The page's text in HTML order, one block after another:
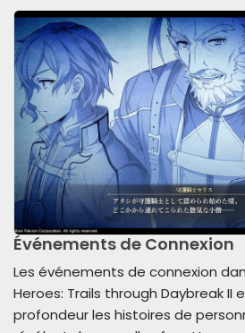
Événements de Connexion
Les événements de connexion
Heroes: Trails through Daybreak II
profondeur les histoires de